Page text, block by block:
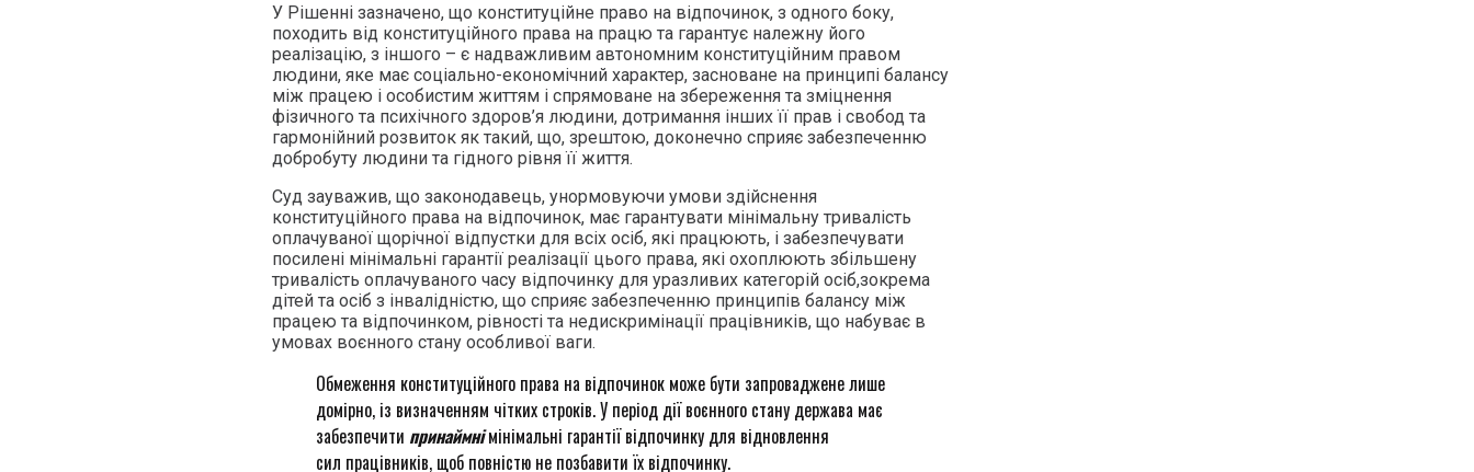
У Рішенні зазначено, що конституційне право на відпочинок, з одного боку,
походить від конституційного права на працю та гарантує належну його
реалізацію, з іншого – є надважливим автономним конституційним правом
людини, яке має соціально-економічний характер, засноване на принципі балансу
між працею і особистим життям і спрямоване на збереження та зміцнення
фізичного та психічного здоров’я людини, дотримання інших її прав і свобод та
гармонійний розвиток як такий, що, зрештою, доконечно сприяє забезпеченню
добробуту людини та гідного рівня її життя.
Суд зауважив, що законодавець, унормовуючи умови здійснення
конституційного права на відпочинок, має гарантувати мінімальну тривалість
оплачуваної щорічної відпустки для всіх осіб, які працюють, і забезпечувати
посилені мінімальні гарантії реалізації цього права, які охоплюють збільшену
тривалість оплачуваного часу відпочинку для уразливих категорій осіб,зокрема
дітей та осіб з інвалідністю, що сприяє забезпеченню принципів балансу між
працею та відпочинком, рівності та недискримінації працівників, що набуває в
умовах воєнного стану особливої ваги.
Обмеження конституційного права на відпочинок може бути запроваджене лише
домірно, із визначенням чітких строків. У період дії воєнного стану держава має
забезпечити принаймнімінімальні гарантії відпочинку для відновлення
сил працівників, щоб повністю не позбавити їх відпочинку.